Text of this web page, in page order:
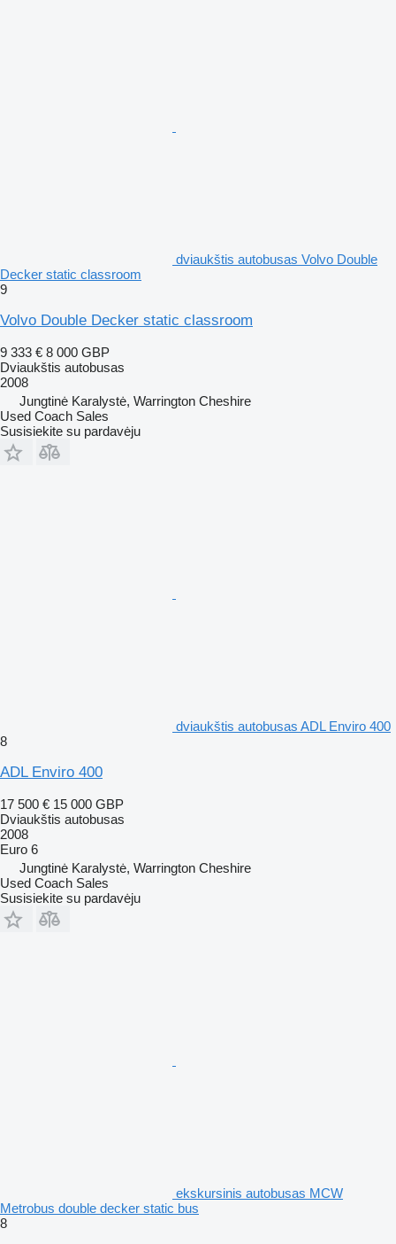
dviaukštis autobusas Volvo Double
Decker static classroom
9
Volvo Double Decker static classroom
9 333 € 8 000 GBP
Dviaukštis autobusas
2008
Jungtinė Karalystė, Warrington Cheshire
Used Coach Sales
Susisiekite su pardavėju
dviaukštis autobusas ADL Enviro 400
8
ADL Enviro 400
17 500 € 15 000 GBP
Dviaukštis autobusas
2008
Euro 6
Jungtinė Karalystė, Warrington Cheshire
Used Coach Sales
Susisiekite su pardavėju
ekskursinis autobusas MCW
Metrobus double decker static bus
8